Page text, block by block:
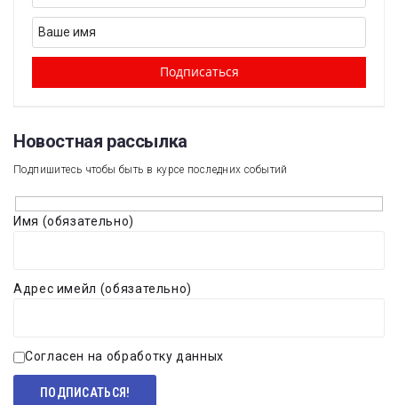
Новостная рассылка​
Подпишитесь чтобы быть в курсе последних событий
Имя (обязательно)
Адрес имейл (обязательно)
Согласен на обработку данных